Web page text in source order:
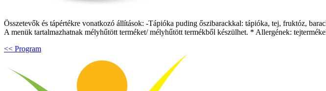
Összetevők és tápértékre vonatkozó állítások: -Tápióka puding őszibarackkal: tápióka, tej, fruktóz,
A menük tartalmazhatnak mélyhűtött terméket/ mélyhűtött termékből készülhet. * Allergének:
<< Program